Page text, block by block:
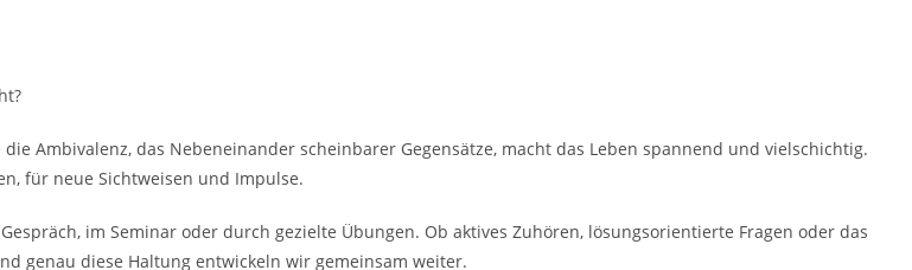
Ambivalenz, das Nebeneinander scheinbarer Gegensätze, macht das Leben spannend und vielschichtig.
für neue Sichtweisen und Impulse.
im Seminar oder durch gezielte Übungen. Ob aktives Zuhören, lösungsorientierte Fragen oder das
genau diese Haltung entwickeln wir gemeinsam weiter.